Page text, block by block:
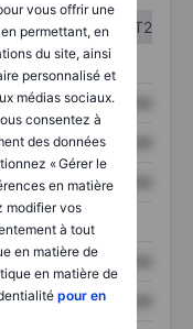
vous offrir une
permettant, en
du site, ainsi
personnalisé et
médias sociaux.
consentez à
des données
« Gérer le
en matière
modifier vos
à tout
en matière de
en matière de
pour en
T1
T2
XXXXXXX
XXXXXXX
XXXXXXX
XXXXXXX
XXXXXXX